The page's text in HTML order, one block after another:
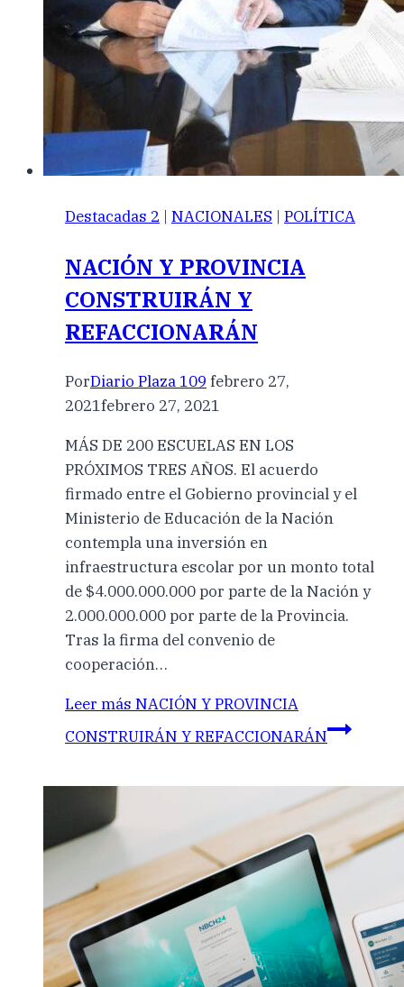
Destacadas 2 | NACIONALES | POLÍTICA
NACIÓN Y PROVINCIA
CONSTRUIRÁN Y
REFACCIONARÁN
PorDiario Plaza 109 febrero 27,
2021febrero 27, 2021
MÁS DE 200 ESCUELAS EN LOS
PRÓXIMOS TRES AÑOS. El acuerdo
firmado entre el Gobierno provincial y el
Ministerio de Educación de la Nación
contempla una inversión en
infraestructura escolar por un monto total
de $4.000.000.000 por parte de la Nación y
2.000.000.000 por parte de la Provincia.
Tras la firma del convenio de
cooperación…
Leer más NACIÓN Y PROVINCIA
CONSTRUIRÁN Y REFACCIONARÁN